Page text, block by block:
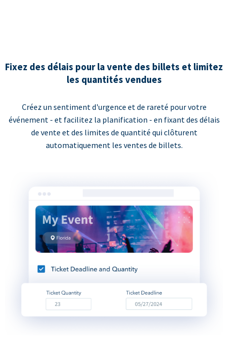
Fixez des délais pour la vente des billets et limitez
les quantités vendues
Créez un sentiment d'urgence et de rareté pour votre
événement - et facilitez la planification - en fixant des délais
de vente et des limites de quantité qui clôturent
automatiquement les ventes de billets.